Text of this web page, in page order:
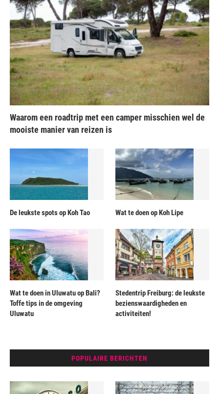
Waarom een roadtrip met een camper misschien wel de
mooiste manier van reizen is
De leukste spots op Koh Tao Wat te doen op Koh Lipe
Wat te doen in Uluwatu op Bali?
Toffe tips in de omgeving
Uluwatu
Stedentrip Freiburg: de leukste
bezienswaardigheden en
activiteiten!
POPULAIRE BERICHTEN